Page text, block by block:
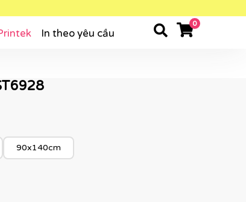
In theo yêu cầu
0
90x140cm